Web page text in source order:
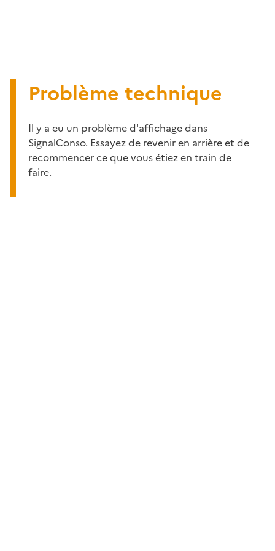
Problème technique
Il y a eu un problème d'affichage dans
SignalConso. Essayez de revenir en arrière et de
recommencer ce que vous étiez en train de
faire.